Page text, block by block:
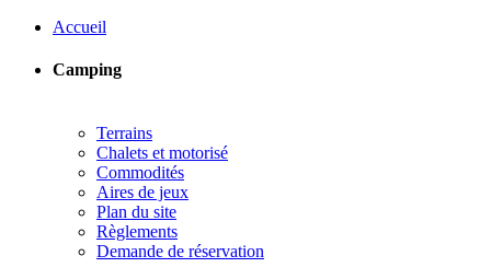
Accueil
Camping
Terrains
Chalets et motorisé
Commodités
Aires de jeux
Plan du site
Règlements
Demande de réservation